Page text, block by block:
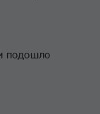
подошло